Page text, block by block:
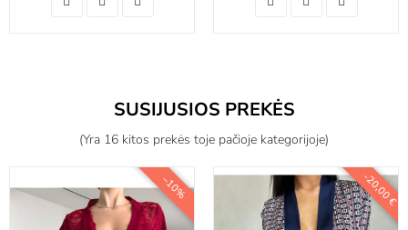
SUSIJUSIOS PREKĖS
(Yra 16 kitos prekės toje pačioje kategorijoje)
−10% -20,00 €